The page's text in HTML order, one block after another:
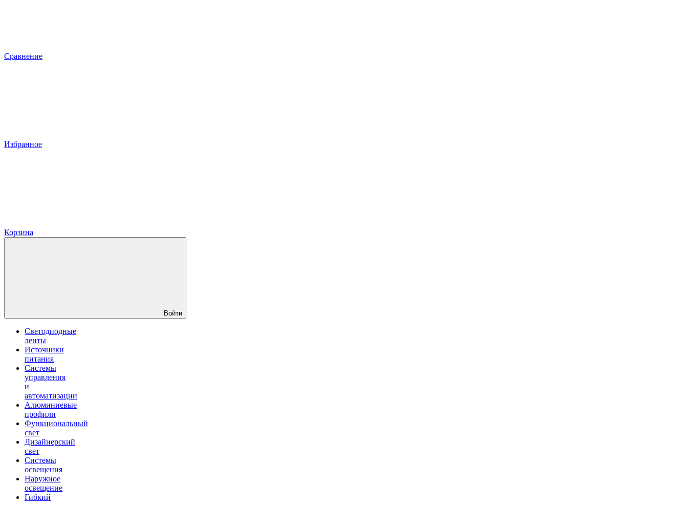
Сравнение
Избранное
Корзина
Войти
Светодиодные
ленты
Источники
питания
Системы
управления
и
автоматизации
Алюминиевые
профили
Функциональный
свет
Дизайнерский
свет
Системы
освещения
Наружное
освещение
Гибкий